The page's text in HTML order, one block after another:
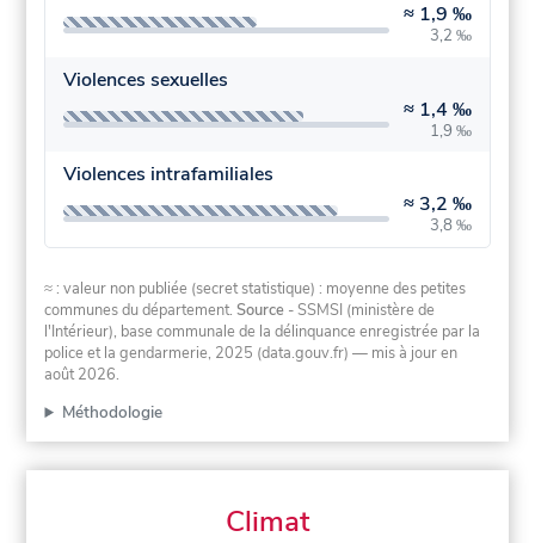
≈ 1,9 ‰
3,2 ‰
Violences sexuelles
≈ 1,4 ‰
1,9 ‰
Violences intrafamiliales
≈ 3,2 ‰
3,8 ‰
≈ : valeur non publiée (secret statistique) : moyenne des petites
communes du département.Source - SSMSI (ministère de
l'Intérieur), base communale de la délinquance enregistrée par la
police et la gendarmerie, 2025 (data.gouv.fr) — mis à jour en
août 2026.
Méthodologie
Climat